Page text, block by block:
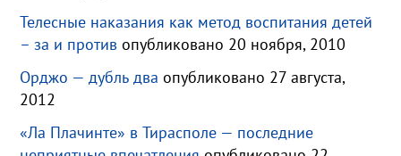
Телесные наказания как метод воспитания детей
– за и против опубликовано 20 ноября, 2010
Орджо — дубль два опубликовано 27 августа,
2012
«Ла Плачинте» в Тирасполе — последние